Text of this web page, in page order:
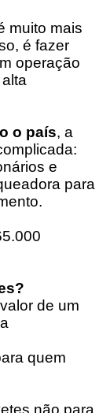
muito mais
é fazer
operação
o país, a
e
para
de um
quem